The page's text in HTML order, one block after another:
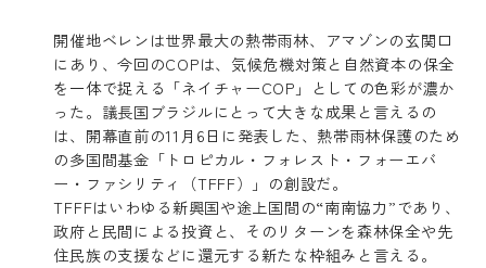
開催地ベレンは世界最大の熱帯雨林、アマゾンの玄関口
にあり、今回のCOPは、気候危機対策と自然資本の保全
を一体で捉える「ネイチャーCOP」としての色彩が濃か
った。議長国ブラジルにとって大きな成果と言えるの
は、開幕直前の11月6日に発表した、熱帯雨林保護のため
の多国間基金「トロピカル・フォレスト・フォーエバ
ー・ファシリティ（TFFF）」の創設だ。
TFFFはいわゆる新興国や途上国間の“南南協力”であり、
政府と民間による投資と、そのリターンを森林保全や先
住民族の支援などに還元する新たな枠組みと言える。